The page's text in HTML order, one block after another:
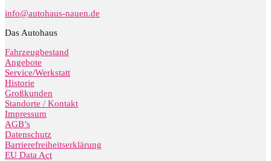
info@autohaus-nauen.de
Das Autohaus
Fahrzeugbestand
Angebote
Service/Werkstatt
Historie
Großkunden
Standorte / Kontakt
Impressum
AGB’s
Datenschutz
Barrierefreiheitserklärung
EU Data Act